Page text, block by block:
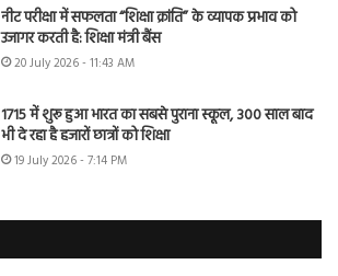
नीट परीक्षा में सफलता “शिक्षा क्रांति” के व्यापक प्रभाव को
उजागर करती है: शिक्षा मंत्री बैंस
20 July 2026 - 11:43 AM
1715 में शुरू हुआ भारत का सबसे पुराना स्कूल, 300 साल बाद
भी दे रहा है हजारों छात्रों को शिक्षा
19 July 2026 - 7:14 PM